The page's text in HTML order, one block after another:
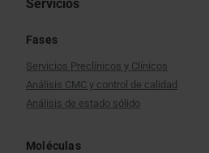
Servicios
Fases
Servicios Preclínicos y Clínicos
Análisis CMC y control de calidad
Análisis de estado sólido
Moléculas